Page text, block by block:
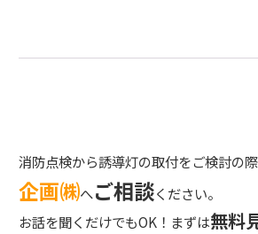
消防点検から誘導灯の取付をご検討の際
企画㈱へご相談ください。
お話を聞くだけでもOK！まずは無料